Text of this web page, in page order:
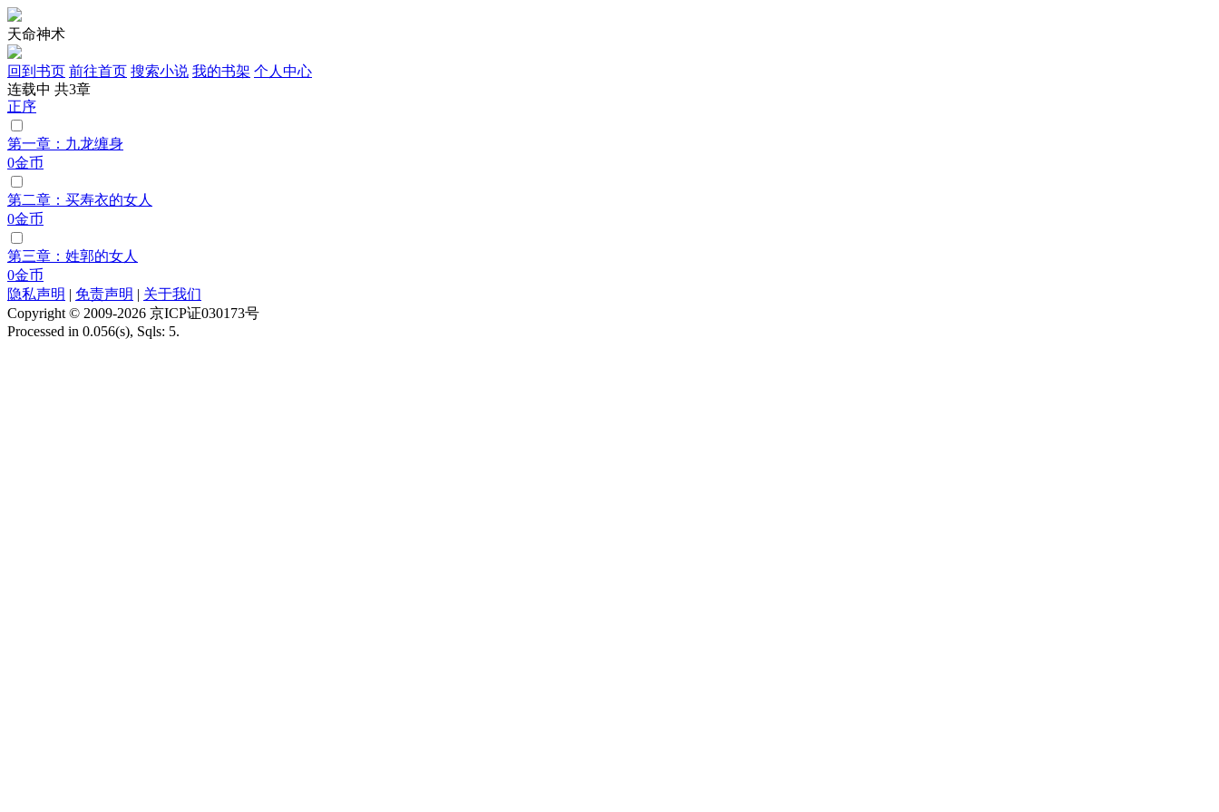
天命神术
回到书页 前往首页 搜索小说 我的书架 个人中心
连载中 共3章
正序
第一章：九龙缠身
0金币
第二章：买寿衣的女人
0金币
第三章：姓郭的女人
0金币
隐私声明 | 免责声明 | 关于我们
Copyright © 2009-2026 京ICP证030173号
Processed in 0.056(s), Sqls: 5.